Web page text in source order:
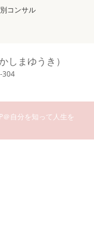
コンサル
まゆうき）
304
＠自分を知って人生を